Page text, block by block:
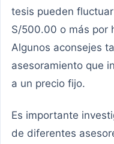
tesis pueden
S/500.00 o más por
Algunos aconsejes
asesoramiento que
a un precio fijo.
Es importante
de diferentes